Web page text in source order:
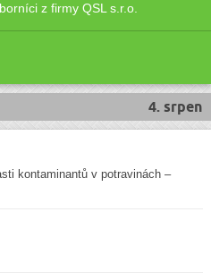
z firmy QSL s.r.o.
4. srpen
kontaminantů v potravinách –